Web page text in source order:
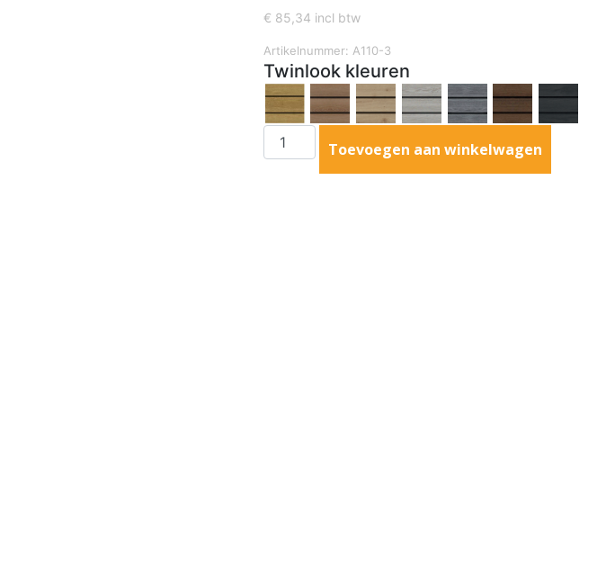
€ 85,34 incl btw
Artikelnummer: A110-3
Twinlook kleuren
Toevoegen aan winkelwagen